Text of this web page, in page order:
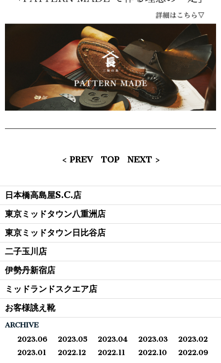
< PREV TOP NEXT >
日本橋高島屋S.C.店
東京ミッドタウン八重洲店
東京ミッドタウン日比谷店
二子玉川店
伊勢丹新宿店
ミッドランドスクエア店
お客様誂え靴
ARCHIVE
2023.06
2023.05 2023.04 2023.03
2023.02
2023.01
2022.12 2022.11 2022.10
2022.09